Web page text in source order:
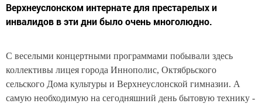
Верхнеуслонском интернате для престарелых и
инвалидов в эти дни было очень многолюдно.
С веселыми концертными программами побывали здесь
коллективы лицея города Иннополис, Октябрьского
сельского Дома культуры и Верхнеуслонской гимназии. А
самую необходимую на сегодняшний день бытовую технику -